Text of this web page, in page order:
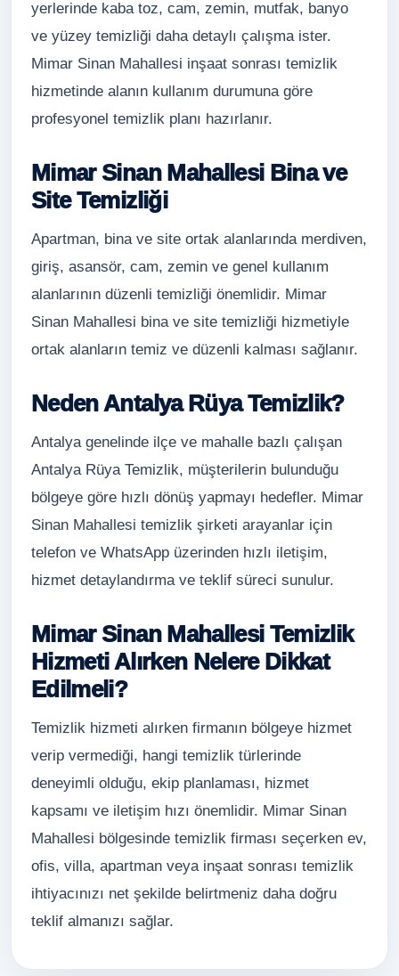
yerlerinde kaba toz, cam, zemin, mutfak, banyo
ve yüzey temizliği daha detaylı çalışma ister.
Mimar Sinan Mahallesi inşaat sonrası temizlik
hizmetinde alanın kullanım durumuna göre
profesyonel temizlik planı hazırlanır.
Mimar Sinan Mahallesi Bina ve
Site Temizliği
Apartman, bina ve site ortak alanlarında merdiven,
giriş, asansör, cam, zemin ve genel kullanım
alanlarının düzenli temizliği önemlidir. Mimar
Sinan Mahallesi bina ve site temizliği hizmetiyle
ortak alanların temiz ve düzenli kalması sağlanır.
Neden Antalya Rüya Temizlik?
Antalya genelinde ilçe ve mahalle bazlı çalışan
Antalya Rüya Temizlik, müşterilerin bulunduğu
bölgeye göre hızlı dönüş yapmayı hedefler. Mimar
Sinan Mahallesi temizlik şirketi arayanlar için
telefon ve WhatsApp üzerinden hızlı iletişim,
hizmet detaylandırma ve teklif süreci sunulur.
Mimar Sinan Mahallesi Temizlik
Hizmeti Alırken Nelere Dikkat
Edilmeli?
Temizlik hizmeti alırken firmanın bölgeye hizmet
verip vermediği, hangi temizlik türlerinde
deneyimli olduğu, ekip planlaması, hizmet
kapsamı ve iletişim hızı önemlidir. Mimar Sinan
Mahallesi bölgesinde temizlik firması seçerken ev,
ofis, villa, apartman veya inşaat sonrası temizlik
ihtiyacınızı net şekilde belirtmeniz daha doğru
teklif almanızı sağlar.